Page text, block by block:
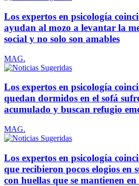
Los expertos en psicología
ayudan al mozo a levantar la
social y no solo son amables
MAG.
Los expertos en psicología
quedan dormidos en el sofá
acumulado y buscan refugio
MAG.
Los expertos en psicología
que recibieron pocos elogios en
con huellas que se mantienen